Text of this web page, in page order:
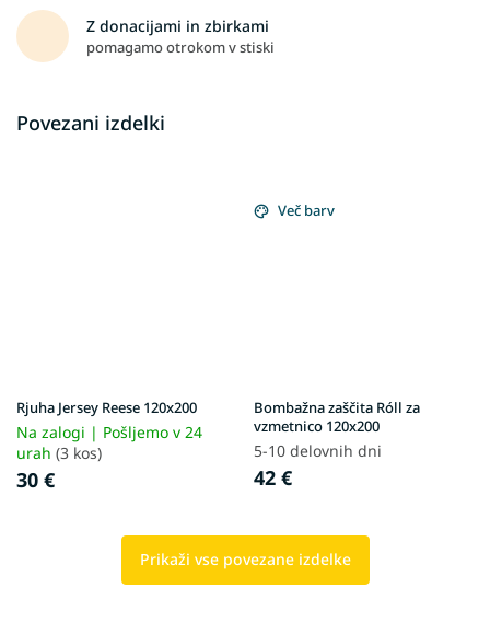
Z donacijami in zbirkami
pomagamo otrokom v stiski
Povezani izdelki
Rjuha Jersey Reese 120x200
Na zalogi | Pošljemo v 24
urah (3 kos)
30 €
Več barv
Bombažna zaščita Róll za
vzmetnico 120x200
5-10 delovnih dni
42 €
Prikaži vse povezane izdelke